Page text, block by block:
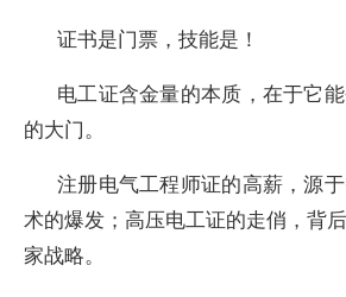
证书是门票，技能是！
电工证含金量的本质，在于它
的大门。
注册电气工程师证的高薪，源
术的爆发；高压电工证的走俏，背
家战略。